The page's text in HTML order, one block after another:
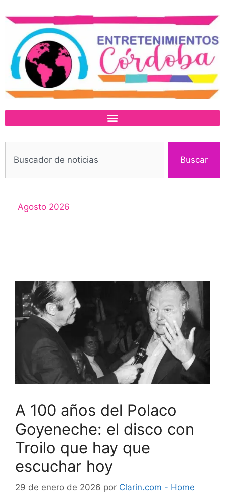
Buscar
Agosto 2026
A 100 años del Polaco
Goyeneche: el disco con
Troilo que hay que
escuchar hoy
29 de enero de 2026 por Clarin.com - Home